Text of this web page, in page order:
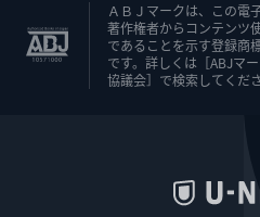
ＡＢＪマークは、この電
著作権者からコンテンツ
であることを示す登録商
です。詳しくは［ABJマ
協議会］で検索してくださ